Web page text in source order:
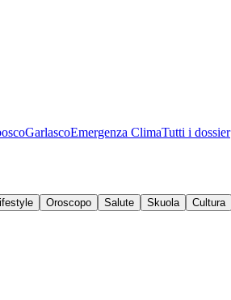
GarlascoEmergenza ClimaTutti i dossier
Oroscopo Salute Skuola Cultura